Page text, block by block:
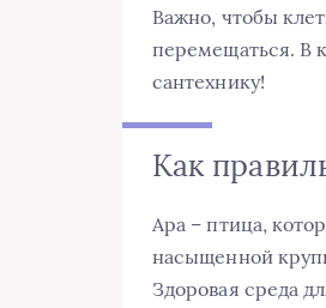
Важно, чтобы
перемещаться. В
сантехнику!
Как
Ара – птица,
насыщенной
Здоровая среда